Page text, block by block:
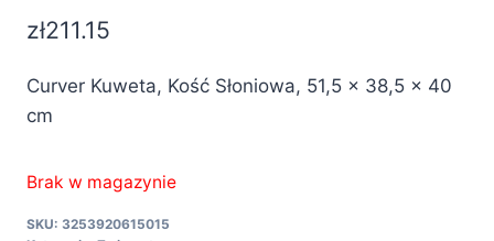
zł211.15
Curver Kuweta, Kość Słoniowa, 51,5 x 38,5 x 40
cm
Brak w magazynie
SKU: 3253920615015